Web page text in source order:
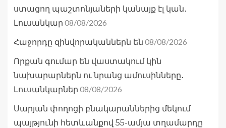
ստացող պաշտոնյաների կանայք էլ կան․
Լուսանկար 08/08/2026
Հաջորդը զինվորականներն են 08/08/2026
Որքան գումար են վաստակում կին
նախարարներն ու նրանց ամուսինները․
Լուսանկարներ 08/08/2026
Սարյան փողոցի բնակարաններից մեկում
պայթյունի հետևանքով 55-ամյա տղամարդը